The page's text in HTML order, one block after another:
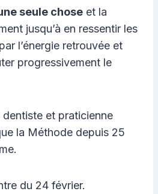
seule chose et la
jusqu’à en ressentir les
l’énergie retrouvée et
progressivement le
dentiste et praticienne
la Méthode depuis 25
du 24 février.